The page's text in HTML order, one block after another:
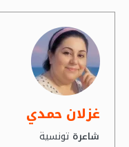
غزلان حمدي
شاعرة تونسية